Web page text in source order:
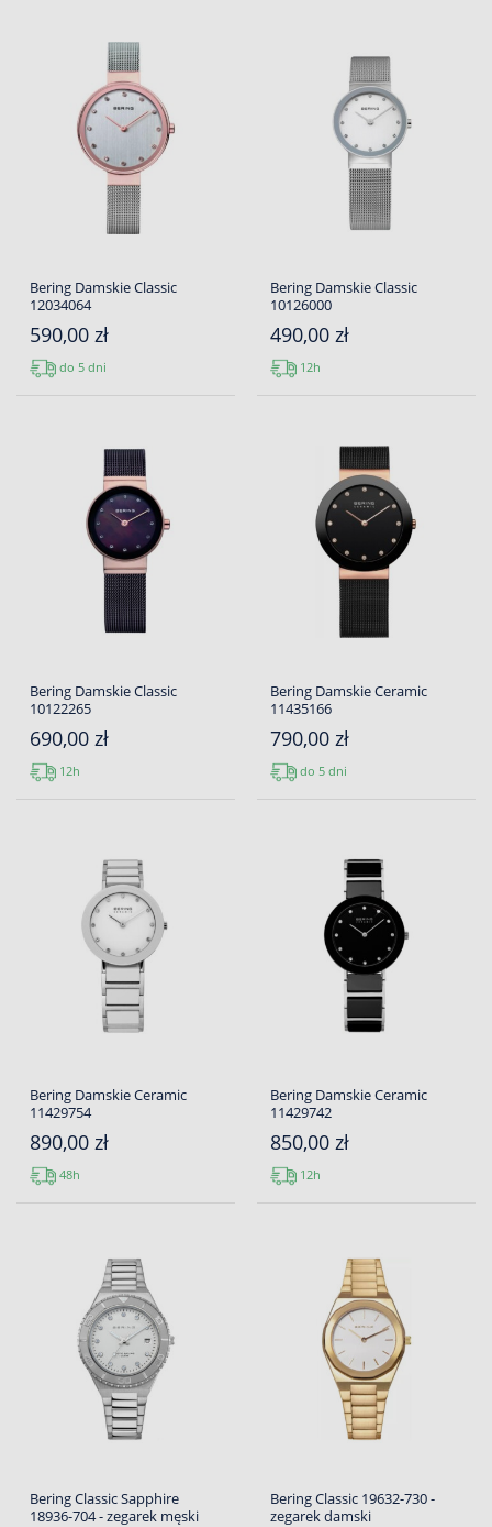
Bering Damskie Classic
12034064
590,00 zł
do 5 dni
Bering Damskie Classic
10126000
490,00 zł
12h
Bering Damskie Classic
10122265
690,00 zł
12h
Bering Damskie Ceramic
11435166
790,00 zł
do 5 dni
Bering Damskie Ceramic
11429754
890,00 zł
48h
Bering Damskie Ceramic
11429742
850,00 zł
12h
Bering Classic Sapphire
18936-704 - zegarek męski
Bering Classic 19632-730 -
zegarek damski